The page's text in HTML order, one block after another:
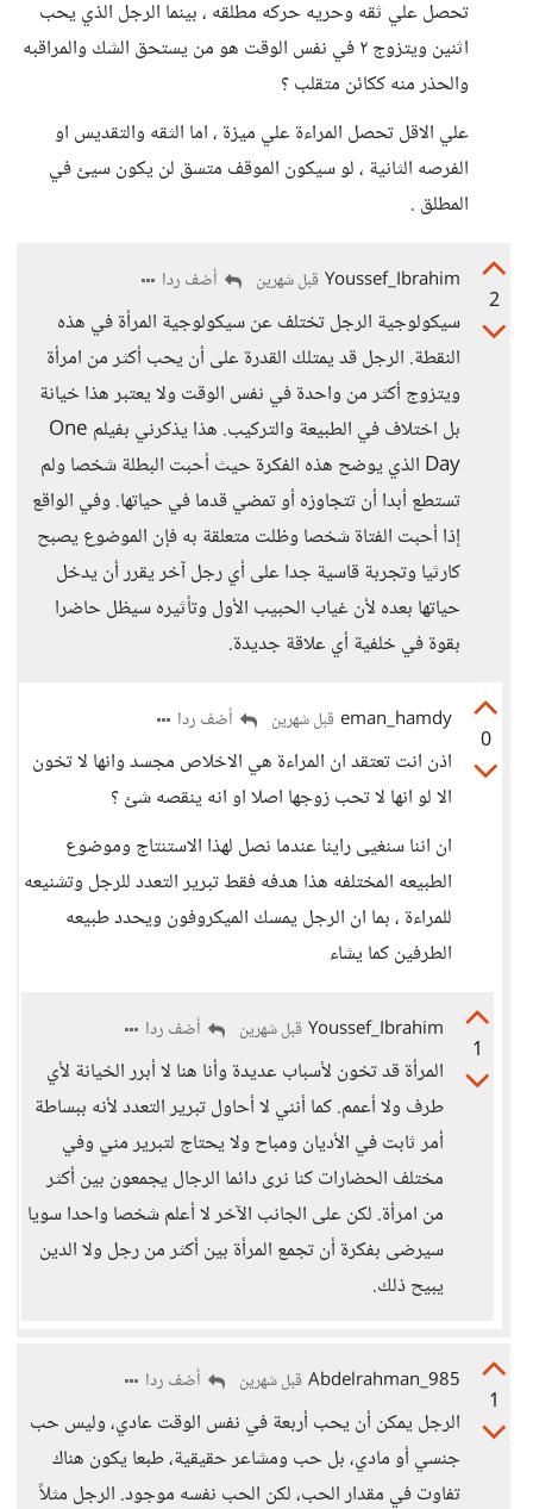
تحصل علي ثقه وحريه حركه مطلقه ، بينما الرجل الذي يحب
اثنين ويتزوج ٢ في نفس الوقت هو من يستحق الشك والمراقبه
والحذر منه ككائن متقلب ؟
علي الاقل تحصل المراءة علي ميزة ، اما الثقه والتقديس او
الفرصه الثانية ، لو سيكون الموقف متسق لن يكون سيئ في
المطلق .
2
Youssef_Ibrahim قبل شهرين أضف ردا
سيكولوجية الرجل تختلف عن سيكولوجية المرأة في هذه
النقطة. الرجل قد يمتلك القدرة على أن يحب أكثر من امرأة
ويتزوج أكثر من واحدة في نفس الوقت ولا يعتبر هذا خيانة
بل اختلاف في الطبيعة والتركيب. هذا يذكرني بفيلم One
Day الذي يوضح هذه الفكرة حيث أحبت البطلة شخصا ولم
تستطع أبدا أن تتجاوزه أو تمضي قدما في حياتها. وفي الواقع
إذا أحبت الفتاة شخصا وظلت متعلقة به فإن الموضوع يصبح
كارثيا وتجربة قاسية جدا على أي رجل آخر يقرر أن يدخل
حياتها بعده لأن غياب الحبيب الأول وتأثيره سيظل حاضرا
بقوة في خلفية أي علاقة جديدة.
0
eman_hamdy قبل شهرين أضف ردا
اذن انت تعتقد ان المراءة هي الاخلاص مجسد وانها لا تخون
الا لو انها لا تحب زوجها اصلا او انه ينقصه شئ ؟
ان اننا سنغيى راينا عندما نصل لهذا الاستنتاج وموضوع
الطبيعه المختلفه هذا هدفه فقط تبرير التعدد للرجل وتشنيعه
للمراءة ، بما ان الرجل يمسك الميكروفون ويحدد طبيعه
الطرفين كما يشاء
1
Youssef_Ibrahim قبل شهرين أضف ردا
المرأة قد تخون لأسباب عديدة وأنا هنا لا أبرر الخيانة لأي
طرف ولا أعمم. كما أنني لا أحاول تبرير التعدد لأنه ببساطة
أمر ثابت في الأديان ومباح ولا يحتاج لتبرير مني وفي
مختلف الحضارات كنا نرى دائما الرجال يجمعون بين أكثر
من امرأة. لكن على الجانب الآخر لا أعلم شخصا واحدا سويا
سيرضى بفكرة أن تجمع المرأة بين أكثر من رجل ولا الدين
يبيح ذلك.
1
Abdelrahman_985 قبل شهرين أضف ردا
الرجل يمكن أن يحب أربعة في نفس الوقت عادي، وليس حب
جنسي أو مادي، بل حب ومشاعر حقيقية، طبعا يكون هناك
تفاوت في مقدار الحب، لكن الحب نفسه موجود. الرجل مثلاً